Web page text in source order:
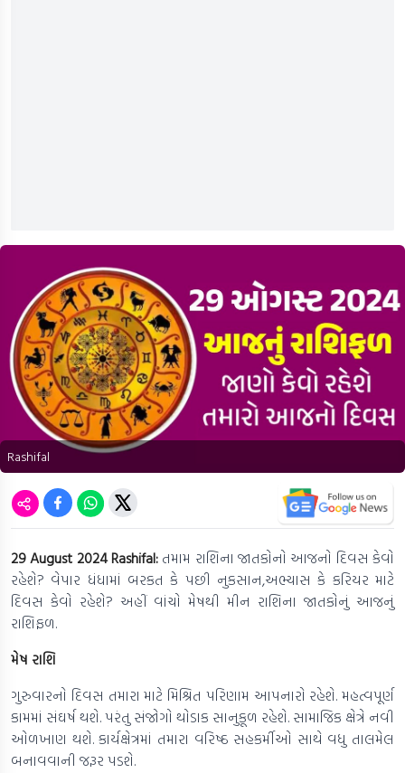
Rashifal
29 August 2024 Rashifal: તમામ રાશિના જાતકોનો આજનો દિવસ કેવો
રહેશે? વેપાર ધંધામાં બરકત કે પછી નુકસાન,અભ્યાસ કે કરિયર માટે
દિવસ કેવો રહેશે? અહીં વાંચો મેષથી મીન રાશિના જાતકોનું આજનું
રાશિફળ.
મેષ રાશિ
ગુરુવારનો દિવસ તમારા માટે મિશ્રિત પરિણામ આપનારો રહેશે. મહત્વપૂર્ણ
કામમાં સંઘર્ષ થશે. પરંતુ સંજોગો થોડાક સાનુકૂળ રહેશે. સામાજિક ક્ષેત્રે નવી
ઓળખાણ થશે. કાર્યક્ષેત્રમાં તમારા વરિષ્ઠ સહકર્મીઓ સાથે વધુ તાલમેલ
બનાવવાની જરૂર પડશે.